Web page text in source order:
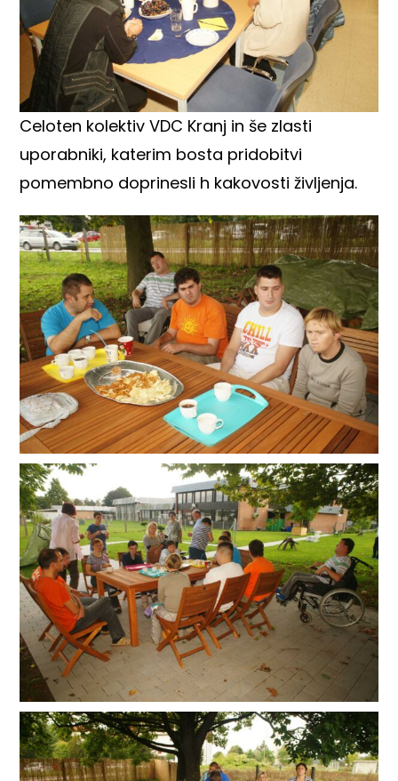
Celoten kolektiv VDC Kranj in še zlasti
uporabniki, katerim bosta pridobitvi
pomembno doprinesli h kakovosti življenja.